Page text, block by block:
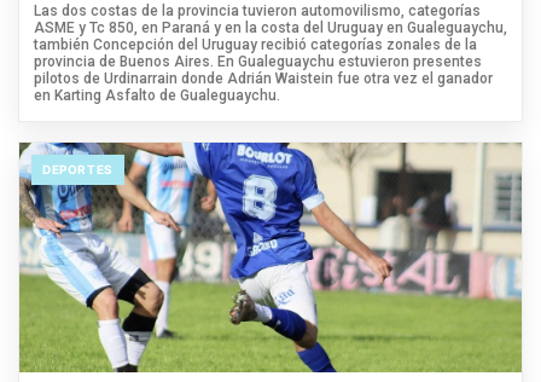
Las dos costas de la provincia tuvieron automovilismo, categorías
ASME y Tc 850, en Paraná y en la costa del Uruguay en Gualeguaychu,
también Concepción del Uruguay recibió categorías zonales de la
provincia de Buenos Aires. En Gualeguaychu estuvieron presentes
pilotos de Urdinarrain donde Adrián Waistein fue otra vez el ganador
en Karting Asfalto de Gualeguaychu.
DEPORTES